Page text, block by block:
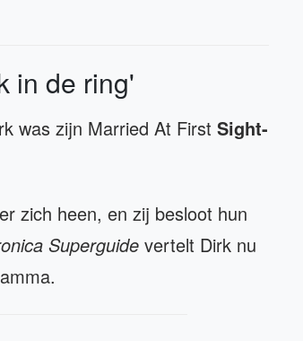
in de ring'
was zijn Married At First Sight-
zich heen, en zij besloot hun
Superguide vertelt Dirk nu